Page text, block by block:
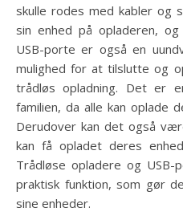
skulle rodes med kabler og
sin enhed på opladeren,
USB-porte er også en
mulighed for at tilslutte og
trådløs opladning. Det er
familien, da alle kan oplade
Derudover kan det også
kan få opladet deres
Trådløse opladere og
praktisk funktion, som gør
sine enheder.